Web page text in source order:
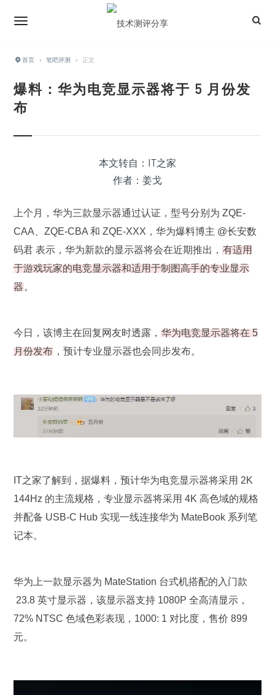
首页 › 笔吧评测 › 正文
爆料：华为电竞显示器将于 5 月份发
布
本文转自：IT之家
作者：姜戈
上个月，华为三款显示器通过认证，型号分别为 ZQE-
CAA、ZQE-CBA 和 ZQE-XXX，华为爆料博主 @长安数
码君 表示，华为新款的显示器将会在近期推出， 有适用
于游戏玩家的电竞显示器和适用于制图高手的专业显示
器 。
今日，该博主在回复网友时透露， 华为电竞显示器将在 5
月份发布 ，预计专业显示器也会同步发布。
IT之家了解到，据爆料，预计华为电竞显示器将采用 2K
144Hz 的主流规格，专业显示器将采用 4K 高色域的规格
并配备 USB-C Hub 实现一线连接华为 MateBook 系列笔
记本。
华为上一款显示器为 MateStation 台式机搭配的入门款
23.8 英寸显示器，该显示器支持 1080P 全高清显示，
72% NTSC 色域色彩表现，1000: 1 对比度，售价 899
元。